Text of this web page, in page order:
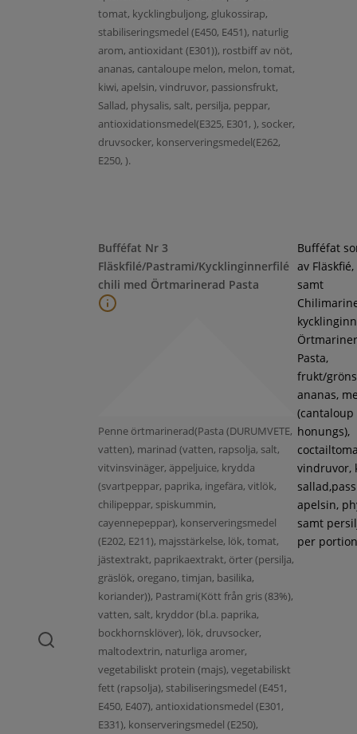
tomat, kycklingbuljong, glukossirap,
stabiliseringsmedel (E450, E451), naturlig
arom, antioxidant (E301)), rostbiff av nöt,
ananas, cantaloupe melon, melon, tomat,
kiwi, apelsin, vindruvor, passionsfrukt,
Sallad, physalis, salt, persilja, peppar,
antioxidationsmedel(E325, E301, ), socker,
druvsocker, konserveringsmedel(E262,
E250, ).
Bufféfat Nr 3
Fläskfilé/Pastrami/Kycklinginnerfilé
chili med Örtmarinerad Pasta
Penne örtmarinerad(Pasta (DURUMVETE,
vatten), marinad (vatten, rapsolja, salt,
vitvinsvinäger, äppeljuice, krydda
(svartpeppar, paprika, ingefära, vitlök,
chilipeppar, spiskummin,
cayennepeppar), konserveringsmedel
(E202, E211), majsstärkelse, lök, tomat,
jästextrakt, paprikaextrakt, örter (persilja,
gräslök, oregano, timjan, basilika,
koriander)), Pastrami(Kött från gris (83%),
vatten, salt, kryddor (bl.a. paprika,
bockhornsklöver), lök, druvsocker,
maltodextrin, naturliga aromer,
vegetabiliskt protein (majs), vegetabiliskt
fett (rapsolja), stabiliseringsmedel (E451,
E450, E407), antioxidationsmedel (E301,
E331), konserveringsmedel (E250),
Bufféfat
av
samt
Pasta,
frukt/
ananas,
(cantaloup
honungs),
vindruvor,
apelsin,
samt
per